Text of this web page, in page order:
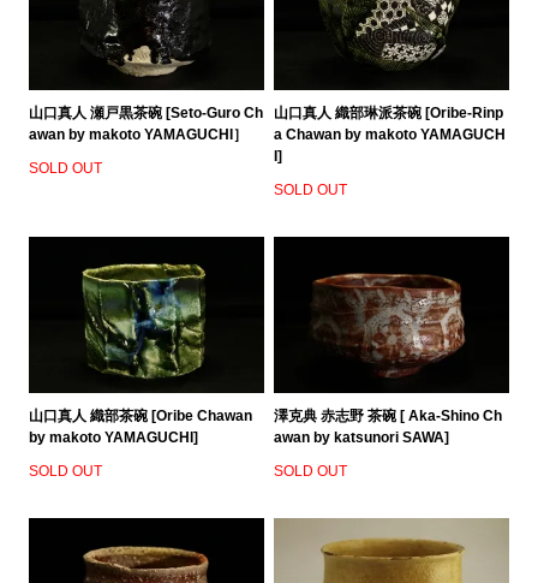
山口真人 瀬戸黒茶碗 [Seto-Guro Ch
awan by makoto YAMAGUCHI］
SOLD OUT
山口真人 織部琳派茶碗 [Oribe-Rinp
a Chawan by makoto YAMAGUCH
I]
SOLD OUT
山口真人 織部茶碗 [Oribe Chawan
by makoto YAMAGUCHI]
SOLD OUT
澤克典 赤志野 茶碗 [ Aka-Shino Ch
awan by katsunori SAWA]
SOLD OUT